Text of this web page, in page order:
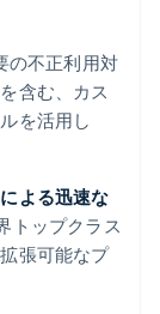
の不正利用対
含む、カス
を活用し
よる迅速な
トップクラス
張可能なプ